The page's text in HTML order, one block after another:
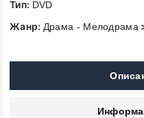
Тип: DVD
Жанр: Драма - Мелодрама